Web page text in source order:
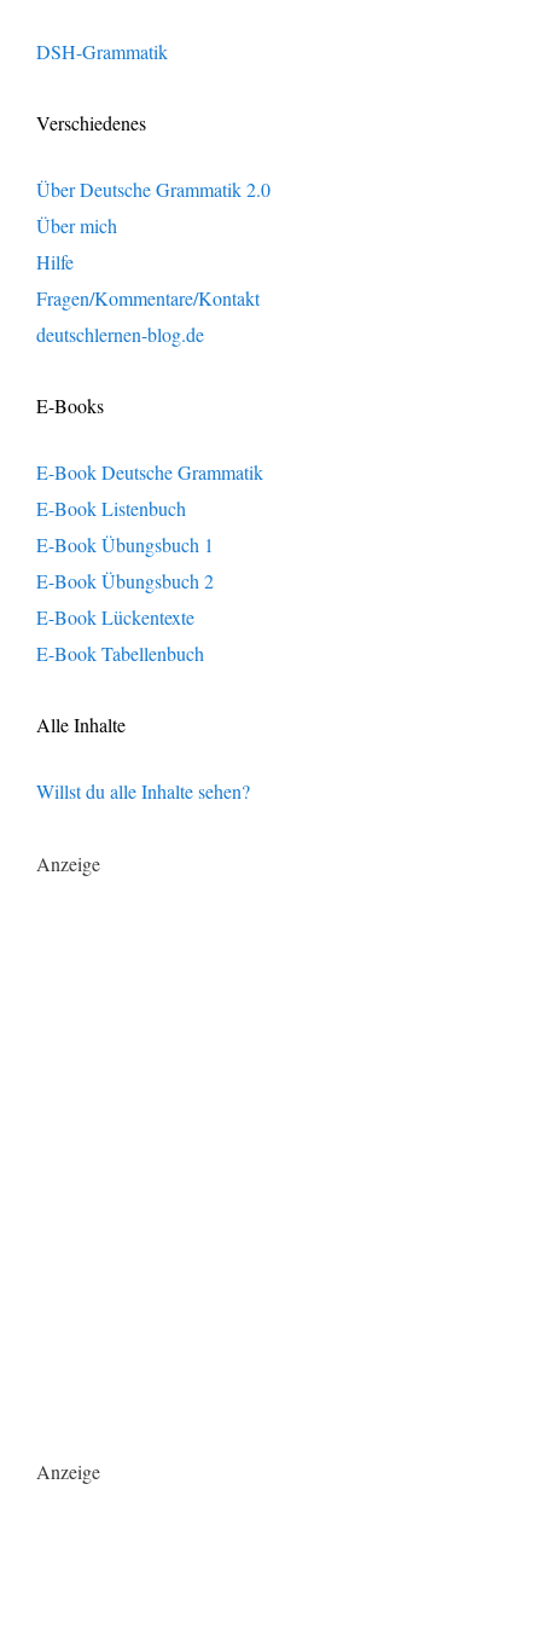
DSH-Grammatik
Verschiedenes
Über Deutsche Grammatik 2.0
Über mich
Hilfe
Fragen/Kommentare/Kontakt
deutschlernen-blog.de
E-Books
E-Book Deutsche Grammatik
E-Book Listenbuch
E-Book Übungsbuch 1
E-Book Übungsbuch 2
E-Book Lückentexte
E-Book Tabellenbuch
Alle Inhalte
Willst du alle Inhalte sehen?
Anzeige
Anzeige